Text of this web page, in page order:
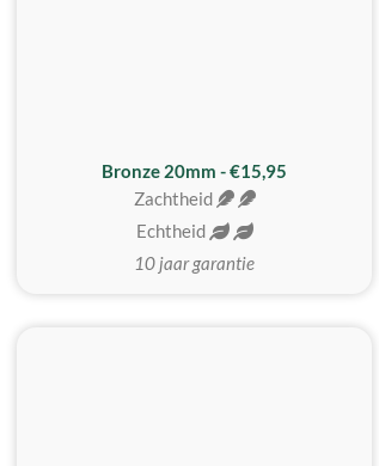
Bronze 20mm - €15,95
Zachtheid
Echtheid
10 jaar garantie